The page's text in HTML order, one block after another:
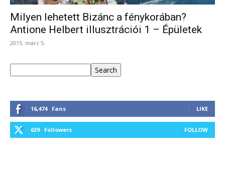
Milyen lehetett Bizánc a fénykorában?
Antione Helbert illusztrációi 1 – Épületek
2015. márc 5.
Search
16,474 Fans LIKE
639 Followers FOLLOW